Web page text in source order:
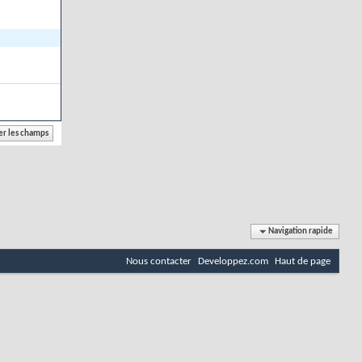
Navigation rapide
Nous contacter Developpez.com Haut de page